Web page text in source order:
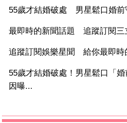
55歲才結婚破處 男星鬆口婚前
最即時的新聞話題 追蹤訂閱三
追蹤訂閱娛樂星聞 給你最即時
55歲才結婚破處！男星鬆口「
因曝...